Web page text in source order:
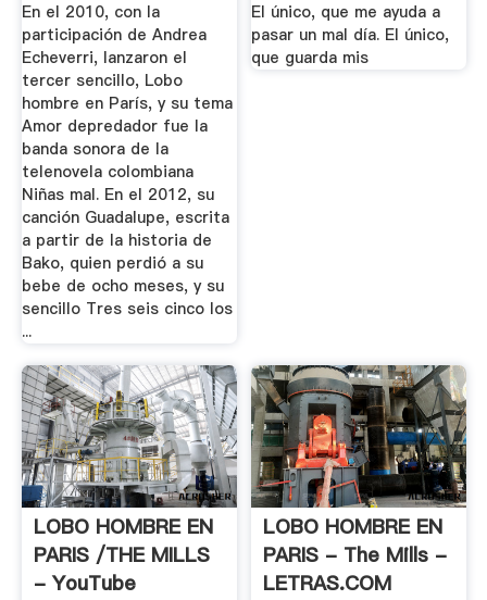
En el 2010, con la
participación de Andrea
Echeverri, lanzaron el
tercer sencillo, Lobo
hombre en París, y su tema
Amor depredador fue la
banda sonora de la
telenovela colombiana
Niñas mal. En el 2012, su
canción Guadalupe, escrita
a partir de la historia de
Bako, quien perdió a su
bebe de ocho meses, y su
sencillo Tres seis cinco los
...
El único, que me ayuda a
pasar un mal día. El único,
que guarda mis
LOBO HOMBRE EN
PARIS /THE MILLS
- YouTube
LOBO HOMBRE EN
PARIS - The Mills -
LETRAS.COM